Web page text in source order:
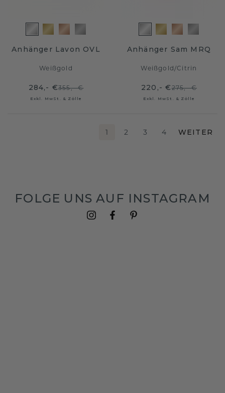
Anhänger Lavon OVL
Weißgold
284,- €355,- €
Exkl. MwSt. & Zölle
Anhänger Sam MRQ
Weißgold/Citrin
220,- €275,- €
Exkl. MwSt. & Zölle
1 2 3 4 WEITER
FOLGE UNS AUF INSTAGRAM